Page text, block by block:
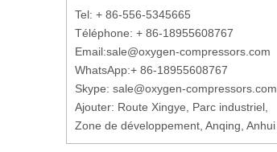
Tel: + 86-556-5345665
Téléphone: + 86-18955608767
Email:sale@oxygen-compressors.com
WhatsApp:+ 86-18955608767
Skype: sale@oxygen-compressors.com
Ajouter: Route Xingye, Parc industriel,
Zone de développement, Anqing, Anhui